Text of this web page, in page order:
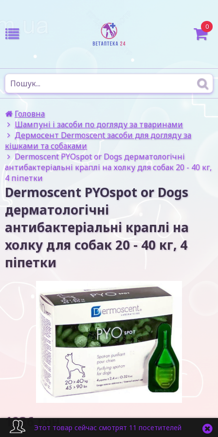
0
Головна
Шампуні і засоби по догляду за тваринами
Дермосент Dermoscent засоби для догляду за
кішками та собаками
Dermoscent PYOspot or Dogs дерматологічні
антибактеріальні краплі на холку для собак 20 - 40 кг,
4 піпетки
Dermoscent PYOspot or Dogs
дерматологічні
антибактеріальні краплі на
холку для собак 20 - 40 кг, 4
піпетки
1236грн.
Этот товар сейчас смотрят 11 посетителей